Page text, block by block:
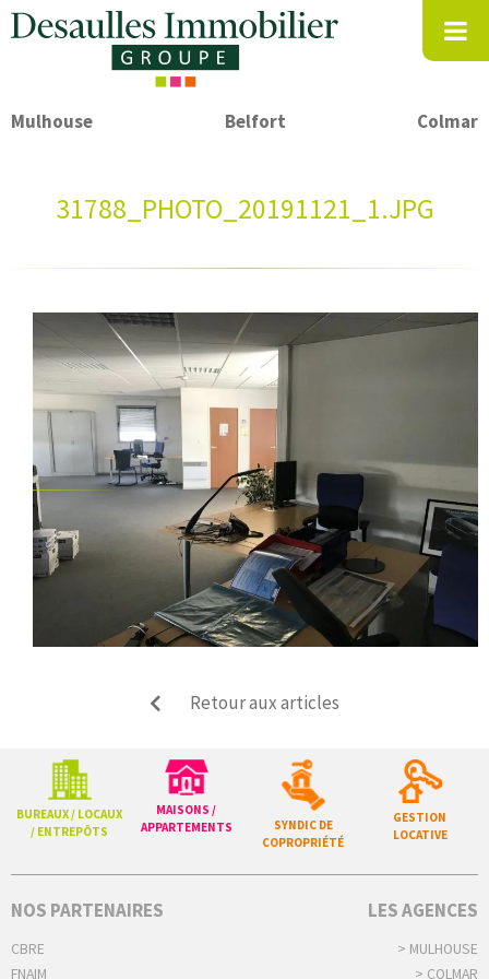
Mulhouse Belfort Colmar
31788_PHOTO_20191121_1.JPG
Retour aux articles
BUREAUX / LOCAUX
/ ENTREPÔTS
MAISONS /
APPARTEMENTS
SYNDIC DE
COPROPRIÉTÉ
GESTION
LOCATIVE
NOS PARTENAIRES
CBRE
FNAIM
LES AGENCES
> MULHOUSE
> COLMAR